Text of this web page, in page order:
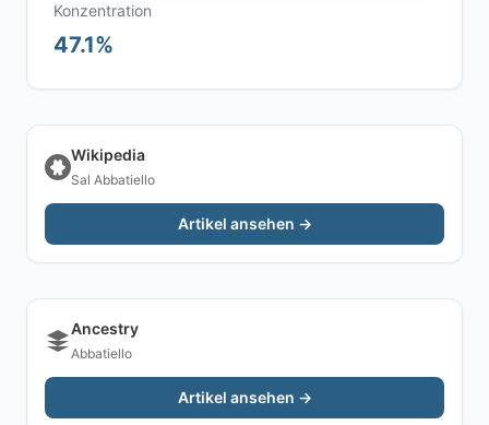
Konzentration
47.1%
Wikipedia
Sal Abbatiello
Artikel ansehen →
Ancestry
Abbatiello
Artikel ansehen →